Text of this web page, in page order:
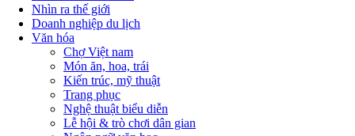
Nhìn ra thế giới
Doanh nghiệp du lịch
Văn hóa
Chợ Việt nam
Món ăn, hoa, trái
Kiến trúc, mỹ thuật
Trang phục
Nghệ thuật biểu diễn
Lễ hội & trò chơi dân gian